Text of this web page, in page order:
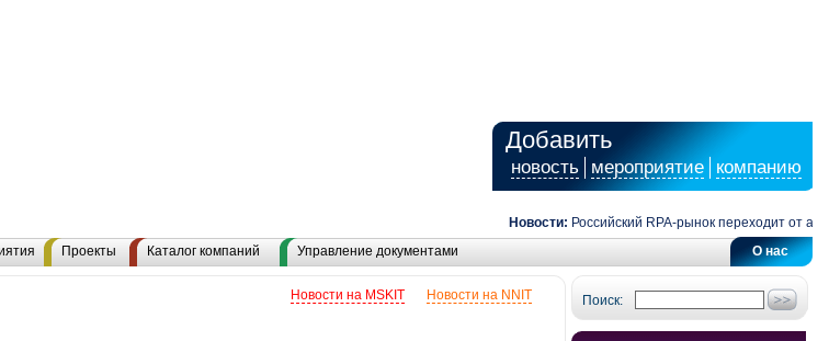
Добавить
новость мероприятие компанию
Новости: Российский RPA-рынок переходит от
О нас
Проекты Каталог компаний Управление документами
Поиск:
Новости на NNIT
Новости на MSKIT